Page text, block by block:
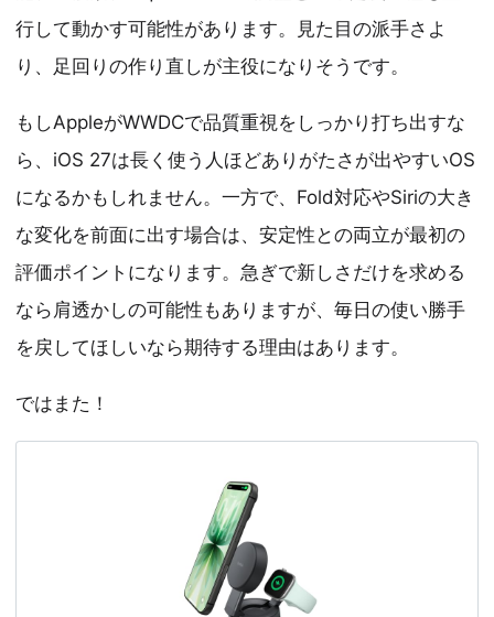
行して動かす可能性があります。見た目の派手さよ
り、足回りの作り直しが主役になりそうです。
もしAppleがWWDCで品質重視をしっかり打ち出すな
ら、iOS 27は長く使う人ほどありがたさが出やすいOS
になるかもしれません。一方で、Fold対応やSiriの大き
な変化を前面に出す場合は、安定性との両立が最初の
評価ポイントになります。急ぎで新しさだけを求める
なら肩透かしの可能性もありますが、毎日の使い勝手
を戻してほしいなら期待する理由はあります。
ではまた！